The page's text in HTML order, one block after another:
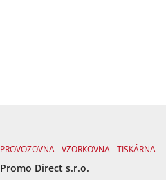
PROVOZOVNA - VZORKOVNA - TISKÁRNA
Promo Direct s.r.o.